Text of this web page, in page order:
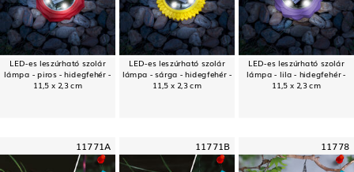
LED-es leszúrható szolár
lámpa - piros - hidegfehér -
11,5 x 2,3 cm
LED-es leszúrható szolár
lámpa - sárga - hidegfehér -
11,5 x 2,3 cm
LED-es leszúrható szolár
lámpa - lila - hidegfehér -
11,5 x 2,3 cm
11771A 11771B 11778